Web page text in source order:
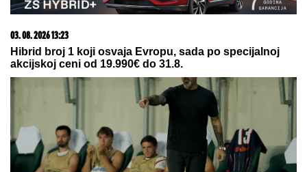
VAZDUŠASTIJI
osumnjičena za KRAĐU u poznatoj
prodavnici, OGLASILA SE ISPRED
POLICIJSKE STANICE: "Došla sam
da uzmem to"